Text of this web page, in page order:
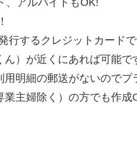
、アルバイトもOK!
行するクレジットカード
）が近くにあれば可能
明細の郵送がないのでプ
主婦除く）の方でも作成